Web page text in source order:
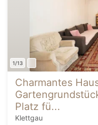
1/13
Charmantes
Platz fü...
Klettgau